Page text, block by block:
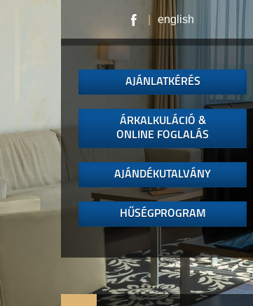
english
AJÁNLATKÉRÉS
ÁRKALKULÁCIÓ &
ONLINE FOGLALÁS
AJÁNDÉKUTALVÁNY
HŰSÉGPROGRAM